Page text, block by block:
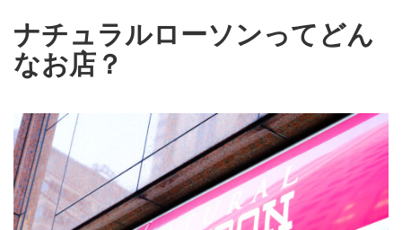
ナチュラルローソンってどん
なお店？